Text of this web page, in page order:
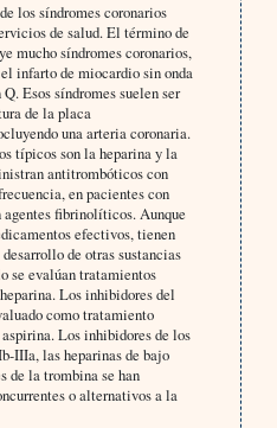
los síndromes coronarios
de salud. El término de
mucho síndromes coronarios,
infarto de miocardio sin onda
Esos síndromes suelen ser
de la placa
una arteria coronaria.
típicos son la heparina y la
antitrombóticos con
en pacientes con
fibrinolíticos. Aunque
efectivos, tienen
de otras sustancias
se evalúan tratamientos
Los inhibidores del
como tratamiento
Los inhibidores de los
IIIa, las heparinas de bajo
de la trombina se han
o alternativos a la